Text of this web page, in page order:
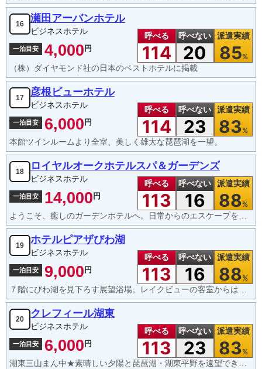
16 瀬田アーバンホテル
ビジネスホテル
一泊目安 4,000円
呼べる
114
呼べない
20
派遣実績
85%
（株）ダイヤモンド社の日本のベストホテルに掲載
17 彦根ビューホテル
ビジネスホテル
一泊目安 6,000円
呼べる
114
呼べない
23
派遣実績
83 %
本館ツインルームより全室、美しく雄大な琵琶湖を一望。
18 ロイヤルオークホテルスパ＆ガーデンズ
ビジネスホテル
一泊目安 14,000円
呼べる
113
呼べない
16
派遣実績
88%
ようこそ、癒しのガーデンホテルへ。日常からのエスケープをトータルにコーディネイトいたします。
19 ホテルピアザびわ湖
ビジネスホテル
一泊目安 9,000円
呼べる
113
呼べない
16
派遣実績
88%
７階にびわ湖を見下ろす展望浴場。レイクビューの客室からは様々な表情を見せるびわ湖の景色が最高の贅沢。
20 クレフィール湖東
ビジネスホテル
一泊目安 6,000円
呼べる
113
呼べない
23
派遣実績
83 %
湖東三山まん中★素晴しい夕陽と琵琶湖・湖東平野を遠望できるお宿